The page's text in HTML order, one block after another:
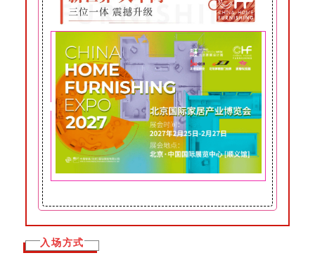
入场方式